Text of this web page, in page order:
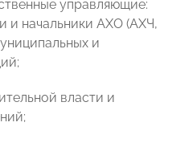
управляющие:
и начальники АХО (АХЧ,
и
власти и